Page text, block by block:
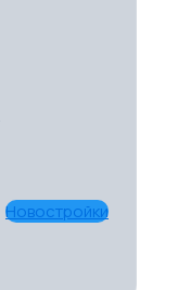
Новостройки